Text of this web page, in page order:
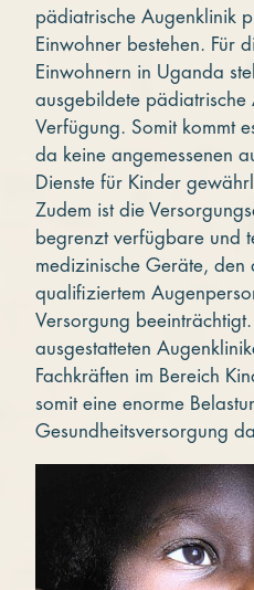
pädiatrische Augenklinik
Einwohner bestehen. Für
Einwohnern in Uganda
ausgebildete pädiatrische
Verfügung. Somit kommt
da keine angemessenen
Dienste für Kinder
Zudem ist die
begrenzt verfügbare und
medizinische Geräte, den
qualifiziertem
Versorgung
ausgestatteten
Fachkräften im Bereich
somit eine enorme
Gesundheitsversorgung